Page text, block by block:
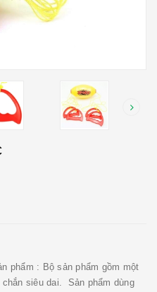
phẩm : Bộ sản phẩm gồm một
siêu dai. Sản phẩm dùng